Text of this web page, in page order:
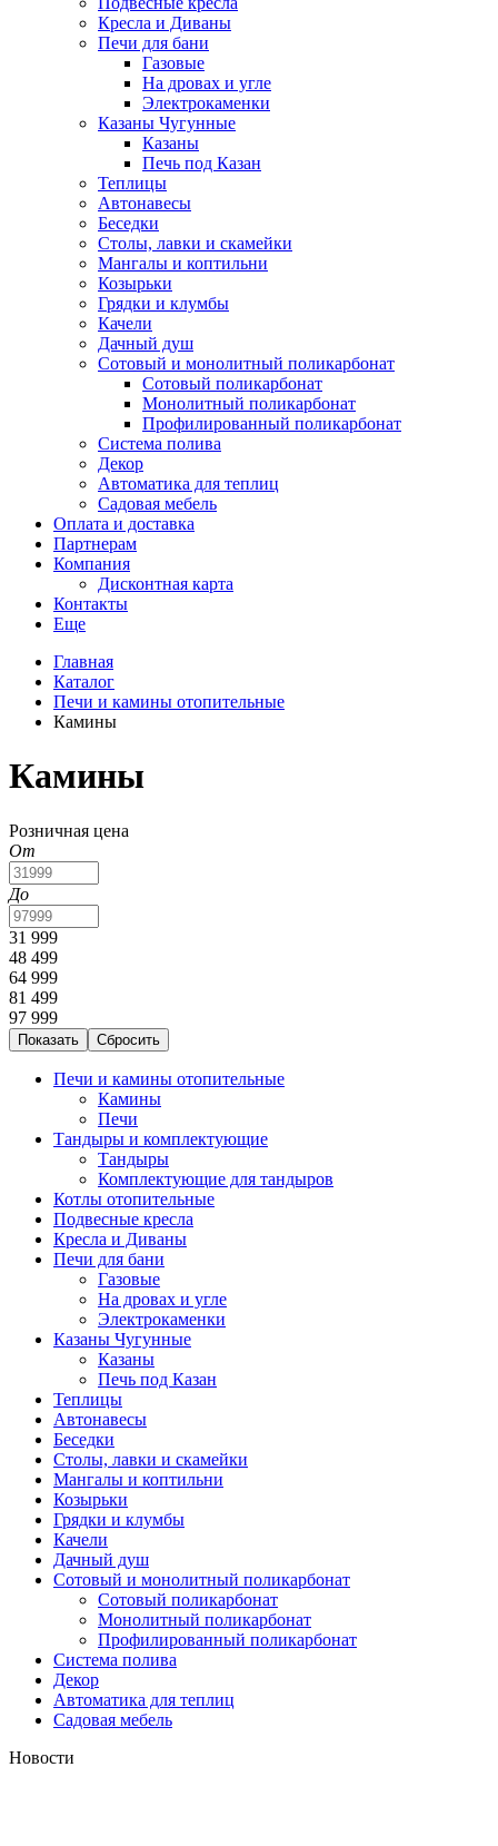
Кресла и Диваны
Печи для бани
Газовые
На дровах и угле
Электрокаменки
Казаны Чугунные
Казаны
Печь под Казан
Теплицы
Автонавесы
Беседки
Столы, лавки и скамейки
Мангалы и коптильни
Козырьки
Грядки и клумбы
Качели
Дачный душ
Сотовый и монолитный поликарбонат
Сотовый поликарбонат
Монолитный поликарбонат
Профилированный поликарбонат
Система полива
Декор
Автоматика для теплиц
Садовая мебель
Оплата и доставка
Партнерам
Компания
Дисконтная карта
Контакты
Еще
Главная
Каталог
Печи и камины отопительные
Камины
Камины
Розничная цена
От
До
31 999
48 499
64 999
81 499
97 999
Печи и камины отопительные
Камины
Печи
Тандыры и комплектующие
Тандыры
Комплектующие для тандыров
Котлы отопительные
Подвесные кресла
Кресла и Диваны
Печи для бани
Газовые
На дровах и угле
Электрокаменки
Казаны Чугунные
Казаны
Печь под Казан
Теплицы
Автонавесы
Беседки
Столы, лавки и скамейки
Мангалы и коптильни
Козырьки
Грядки и клумбы
Качели
Дачный душ
Сотовый и монолитный поликарбонат
Сотовый поликарбонат
Монолитный поликарбонат
Профилированный поликарбонат
Система полива
Декор
Автоматика для теплиц
Садовая мебель
Новости